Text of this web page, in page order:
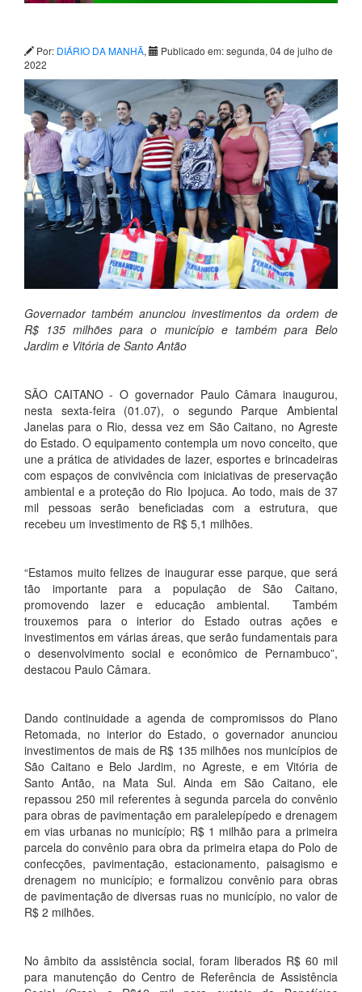
Por: DIÁRIO DA MANHÃ,
Publicado em: segunda, 04 de julho de
2022
Governador também anunciou investimentos da ordem de
R$ 135 milhões para o município e também para Belo
Jardim e Vitória de Santo Antão
SÃO CAITANO - O governador Paulo Câmara inaugurou,
nesta sexta-feira (01.07), o segundo Parque Ambiental
Janelas para o Rio, dessa vez em São Caitano, no Agreste
do Estado. O equipamento contempla um novo conceito, que
une a prática de atividades de lazer, esportes e brincadeiras
com espaços de convivência com iniciativas de preservação
ambiental e a proteção do Rio Ipojuca. Ao todo, mais de 37
mil pessoas serão beneficiadas com a estrutura, que
recebeu um investimento de R$ 5,1 milhões.
“Estamos muito felizes de inaugurar esse parque, que será
tão importante para a população de São Caitano,
promovendo lazer e educação ambiental. Também
trouxemos para o interior do Estado outras ações e
investimentos em várias áreas, que serão fundamentais para
o desenvolvimento social e econômico de Pernambuco”,
destacou Paulo Câmara.
Dando continuidade a agenda de compromissos do Plano
Retomada, no interior do Estado, o governador anunciou
investimentos de mais de R$ 135 milhões nos municípios de
São Caitano e Belo Jardim, no Agreste, e em Vitória de
Santo Antão, na Mata Sul. Ainda em São Caitano, ele
repassou 250 mil referentes à segunda parcela do convênio
para obras de pavimentação em paralelepípedo e drenagem
em vias urbanas no município; R$ 1 milhão para a primeira
parcela do convênio para obra da primeira etapa do Polo de
confecções, pavimentação, estacionamento, paisagismo e
drenagem no município; e formalizou convênio para obras
de pavimentação de diversas ruas no município, no valor de
R$ 2 milhões.
No âmbito da assistência social, foram liberados R$ 60 mil
para manutenção do Centro de Referência de Assistência